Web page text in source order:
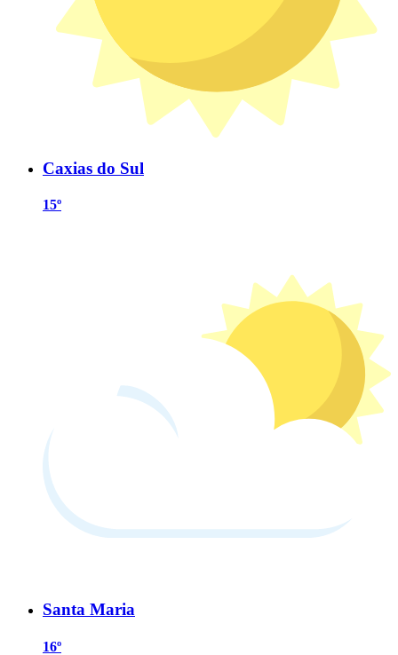
Caxias do Sul
15º
Santa Maria
16º